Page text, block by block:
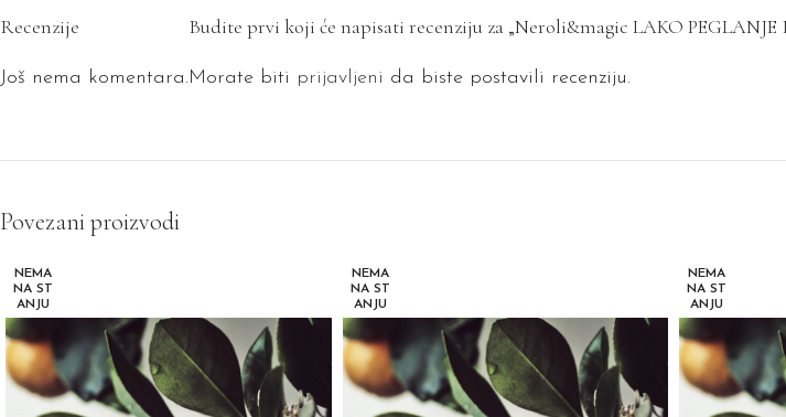
Recenzije
Još nema komentara.
Budite prvi koji će napisati recenziju za „Neroli&magic LAKO PEGLANJE
Morate biti prijavljeni da biste postavili recenziju.
Povezani proizvodi
NEMA
NA ST
ANJU
NEMA
NA ST
ANJU
NEMA
NA ST
ANJU